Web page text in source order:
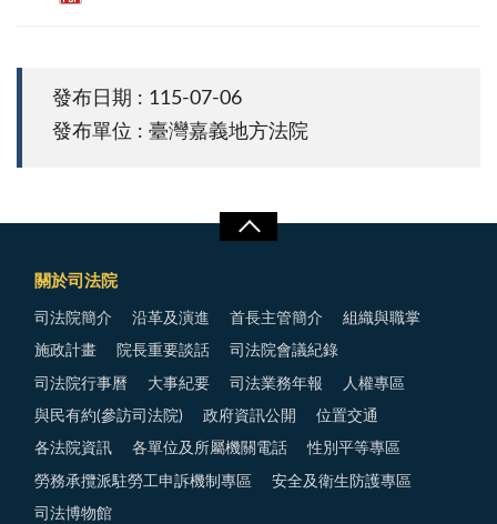
發布日期 : 115-07-06
發布單位 : 臺灣嘉義地方法院
關於司法院
司法院簡介 沿革及演進 首長主管簡介 組織與職掌
施政計畫 院長重要談話 司法院會議紀錄
司法院行事曆 大事紀要 司法業務年報 人權專區
與民有約(參訪司法院) 政府資訊公開 位置交通
各法院資訊 各單位及所屬機關電話 性別平等專區
勞務承攬派駐勞工申訴機制專區 安全及衛生防護專區
司法博物館